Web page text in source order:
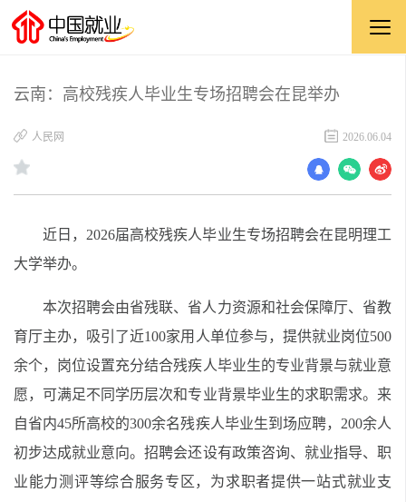
云南：高校残疾人毕业生专场招聘会在昆举办
​人民网 2026.06.04
近日，2026届高校残疾人毕业生专场招聘会在昆明理工
大学举办。
本次招聘会由省残联、省人力资源和社会保障厅、省教
育厅主办，吸引了近100家用人单位参与，提供就业岗位500
余个，岗位设置充分结合残疾人毕业生的专业背景与就业意
愿，可满足不同学历层次和专业背景毕业生的求职需求。来
自省内45所高校的300余名残疾人毕业生到场应聘，200余人
初步达成就业意向。招聘会还设有政策咨询、就业指导、职
业能力测评等综合服务专区，为求职者提供一站式就业支